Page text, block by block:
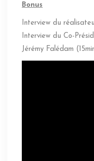
Bonus
Interview du
Interview du Co-
Jérémy Falédam